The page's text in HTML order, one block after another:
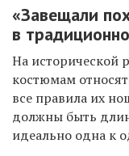
«Завещали
в
На исторической
костюмам
все правила их
должны быть
идеально одна к